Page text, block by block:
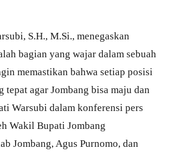
S.H., M.Si., menegaskan
bagian yang wajar dalam sebuah
memastikan bahwa setiap posisi
agar Jombang bisa maju dan
Warsubi dalam konferensi pers
Wakil Bupati Jombang
Jombang, Agus Purnomo, dan